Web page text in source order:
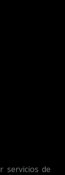
servicios de